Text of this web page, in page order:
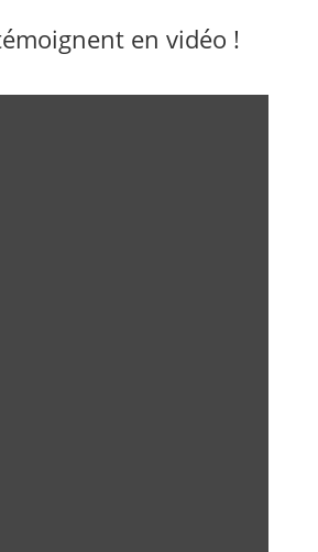
en vidéo !